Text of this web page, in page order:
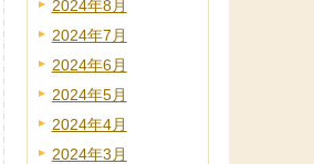
2024年8月
2024年7月
2024年6月
2024年5月
2024年4月
2024年3月